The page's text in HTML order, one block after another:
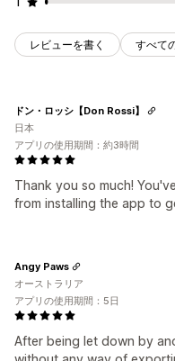
レビューを書く すべて
Thank you so much!
from installing the app to
ドン・ロッシ【Don Rossi】
日本
アプリの使用期間：約3時間
After being let down by
Angy Paws
オーストラリア
アプリの使用期間：5日